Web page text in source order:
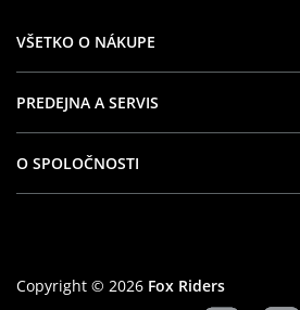
VŠETKO O NÁKUPE
PREDEJNA A SERVIS
O SPOLOČNOSTI
Copyright © 2026 Fox Riders